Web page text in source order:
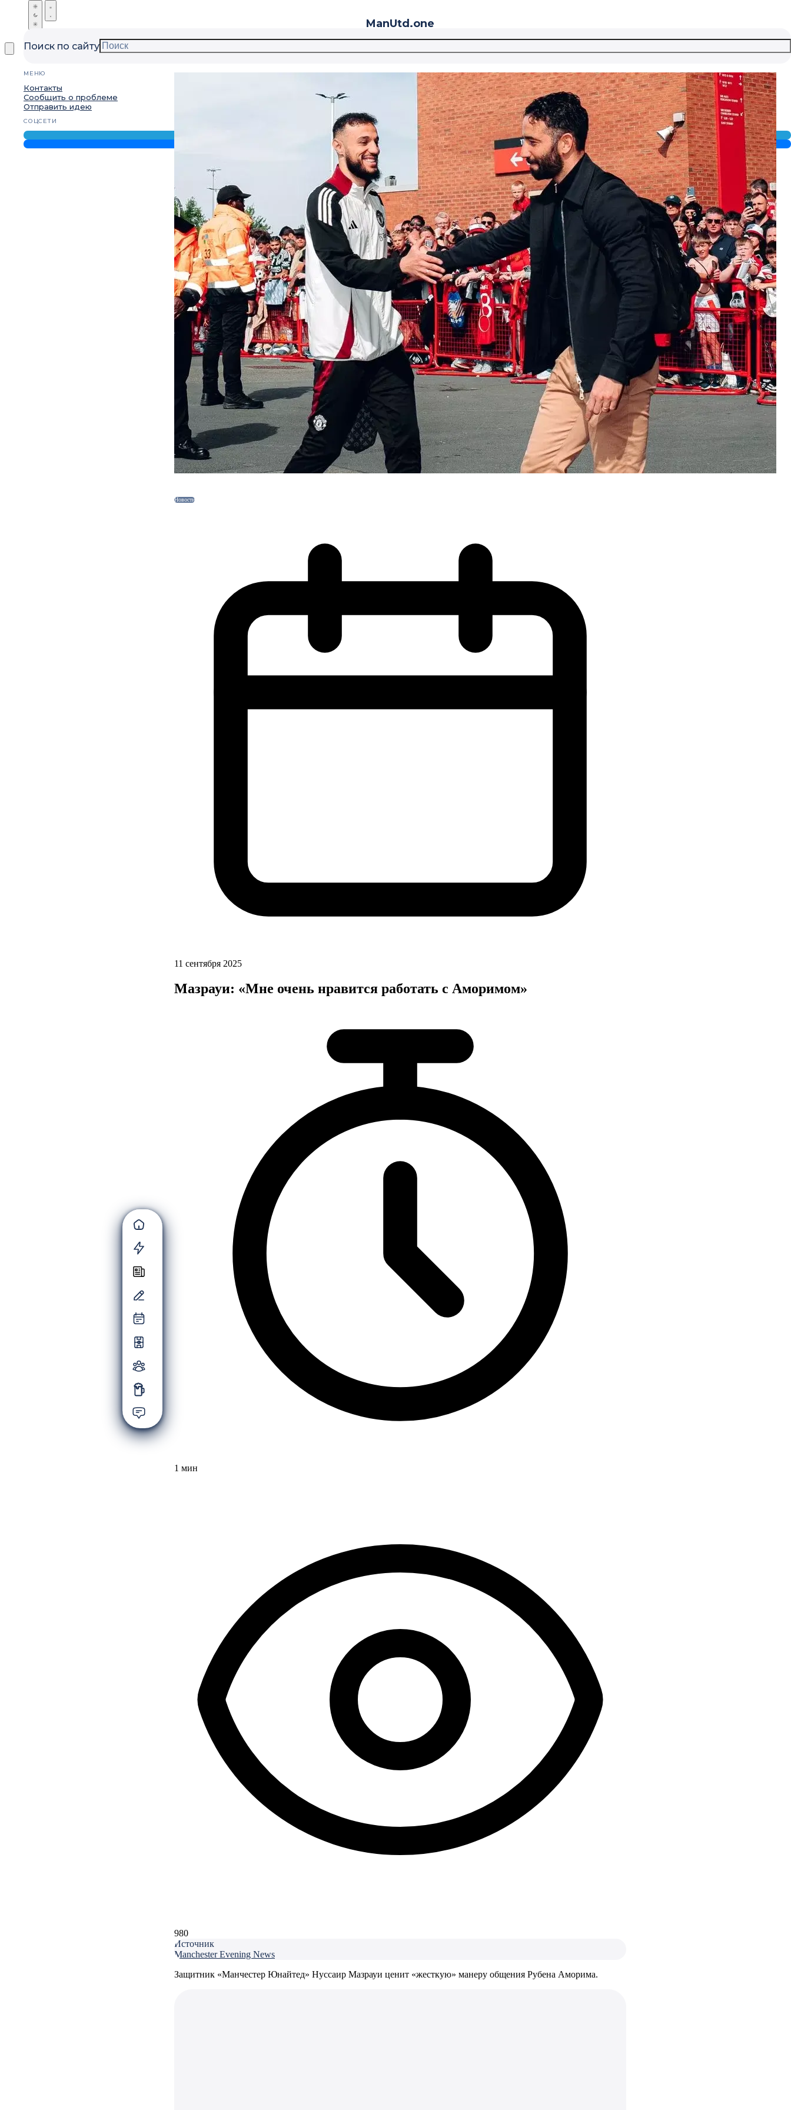
ManUtd .one
Поиск по сайту
МЕНЮ
Контакты
Сообщить о проблеме
Отправить идею
СОЦСЕТИ
Telegram
Новости
11 сентября 2025
Мазрауи: «Мне очень нравится работать с Аморимом»
1 мин
980
Источник
Manchester Evening News
Защитник «Манчестер Юнайтед» Нуссаир Мазрауи ценит «жесткую» манеру общения Рубена Аморима.